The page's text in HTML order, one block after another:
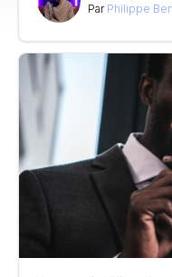
Par Philippe